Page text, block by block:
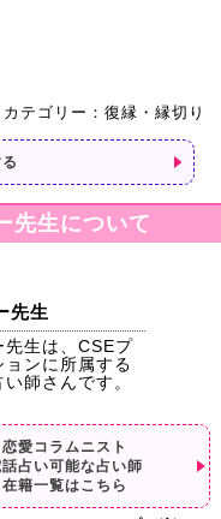
カテゴリー：復縁・縁切り
先生について
先生
先生は、CSEプ
ョンに所属する
師さんです。
恋愛コラムニスト
話占い可能な占い師
在籍一覧はこちら